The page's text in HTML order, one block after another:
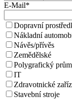
E-Mail*
Dopravní
Nákladní
Návěs/přívěs
Zemědělské
Polygrafický
IT
Zdravotnické
Stavební stroje